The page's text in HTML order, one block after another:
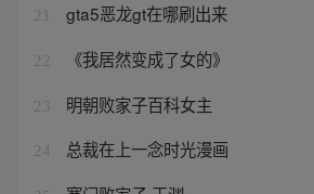
21 gta5恶龙gt在哪刷出来
22 《我居然变成了女的》
23 明朝败家子百科女主
24 总裁在上一念时光漫画